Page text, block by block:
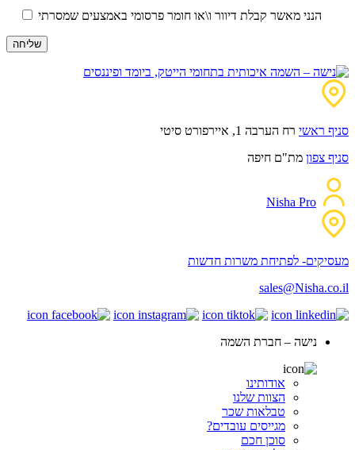
הנני מאשר קבלת דיוור ו\או חומר פרסומי באמצעים שמסרתי
סניף ראשי רח הערבה 1, איירפורט סיטי
סניף צפון מת"ם חיפה
Nisha Pro
מעסיקים- לפתיחת משרות חדשות
sales@Nisha.co.il
נישה – חברת השמה
אודותינו
הצוות שלנו
טבלאות שכר
מגייסים עובדים?
סוכן חכם